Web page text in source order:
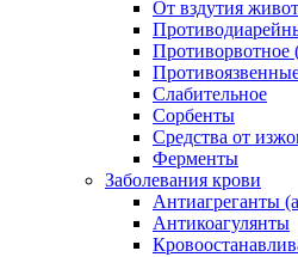
От вздутия
Противорвотное
Слабительное
Сорбенты
Средства от
Ферменты
Заболевания крови
Антиагреганты
Антикоагулянты